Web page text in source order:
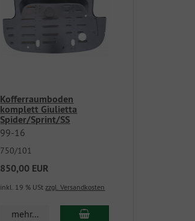
Kofferraumboden
komplett Giulietta
Spider/Sprint/SS
99-16
750/101
850,00 EUR
inkl. 19 % UStzzgl. Versandkosten
mehr...